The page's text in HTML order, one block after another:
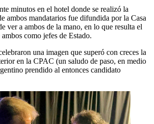
minutos en el hotel donde se realizó la
ambos mandatarios fue difundida por la Casa
ver a ambos de la mano, en lo que resulta el
como jefes de Estado.
una imagen que superó con creces la
en la CPAC (un saludo de paso, en medio
prendido al entonces candidato